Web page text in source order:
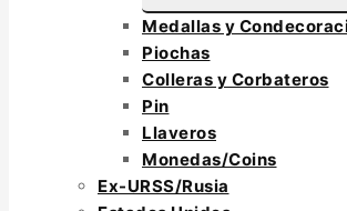
Medallas y
Piochas
Colleras y Corbateros
Pin
Llaveros
Monedas/Coins
Ex-URSS/Rusia